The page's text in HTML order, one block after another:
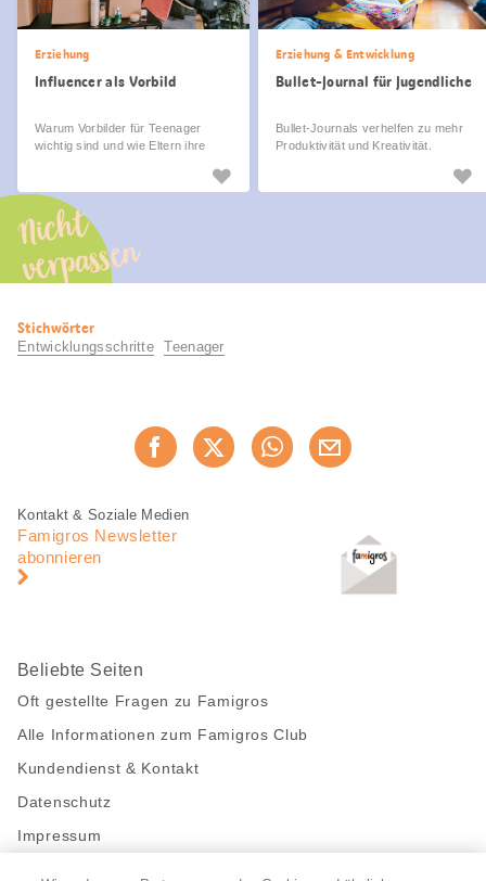
Erziehung
Influencer als Vorbild
Warum Vorbilder für Teenager
wichtig sind und wie Eltern ihre
Erziehung & Entwicklung
Bullet-Journal für Jugendliche
Bullet-Journals verhelfen zu mehr
Produktivität und Kreativität.
Nicht
verpassen
Nützliche
Informationen
Stichwörter
Entwicklungsschritte Teenager
Jetzt weiterempfehlen
Fusszeile
Fusszeile
Navigation
Kontakt & Soziale Medien
Famigros Newsletter
abonnieren
Beliebte Seiten
Oft gestellte Fragen zu Famigros
Alle Informationen zum Famigros Club
Kundendienst & Kontakt
Datenschutz
Impressum